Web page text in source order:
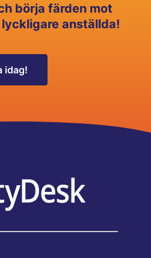
börja färden mot
anställda!
idag!